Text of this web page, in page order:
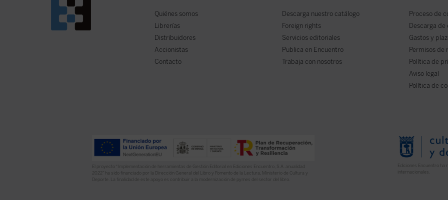
Quiénes somos
Librerías
Distribuidores
Accionistas
Contacto
Descarga nuestro catálogo
Foreign rights
Servicios editoriales
Publica en Encuentro
Trabaja con nosotros
Proceso de
Descarga de
Gastos y
Permisos de
Política de
Aviso legal
Política de
El proyecto “Implementación de herramientas de Gestión Editorial en Ediciones Encuentro, S.A. anualidad
2022” ha sido financiado por la Dirección General del Libro y Fomento de la Lectura, Ministerio de Cultura y
Deporte. La finalidad de este apoyo es contribuir a la modernización de pymes del sector del libro.
Ediciones Encuentro